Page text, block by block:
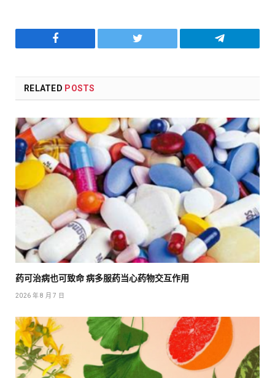
Facebook Twitter Telegram
RELATED POSTS
药可治病也可致命 病多服药当心药物交互作用
2026 年 8 月 7 日